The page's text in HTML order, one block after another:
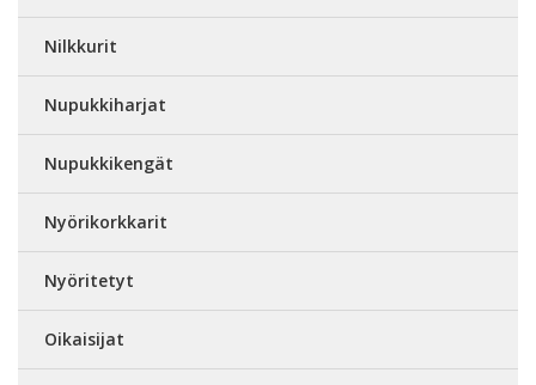
Nilkkurit
Nupukkiharjat
Nupukkikengät
Nyörikorkkarit
Nyöritetyt
Oikaisijat